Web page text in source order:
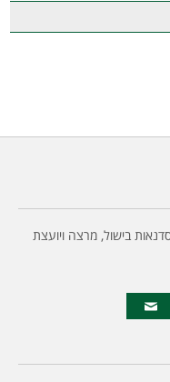
בישול, מרצה ויועצת